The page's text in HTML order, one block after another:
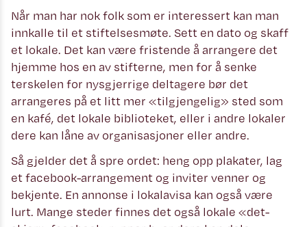
Når man har nok folk som er interessert kan man
innkalle til et stiftelsesmøte. Sett en dato og skaff
et lokale. Det kan være fristende å arrangere det
hjemme hos en av stifterne, men for å senke
terskelen for nysgjerrige deltagere bør det
arrangeres på et litt mer «tilgjengelig» sted som
en kafé, det lokale biblioteket, eller i andre lokaler
dere kan låne av organisasjoner eller andre.
Så gjelder det å spre ordet: heng opp plakater, lag
et facebook-arrangement og inviter venner og
bekjente. En annonse i lokalavisa kan også være
lurt. Mange steder finnes det også lokale «det-